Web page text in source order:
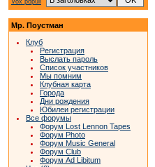
Vox populi
Мр. Поустман
Клуб
Регистрация
Выслать пароль
Список участников
Мы помним
Клубная карта
Города
Дни рождения
Юбилеи регистрации
Все форумы
Форум Lost Lennon Tapes
Форум Photo
Форум Music General
Форум Club
Форум Ad Libitum